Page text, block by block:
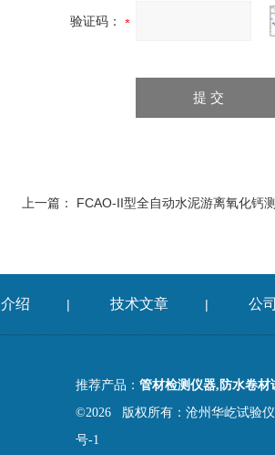
验证码：
上一篇： FCAO-II型全自动水泥游离氧化钙
绍 | 技术文章 | 公
推荐产品： 管材检测仪器,防水卷
©2026 版权所有：沧州华屹试验
号-1